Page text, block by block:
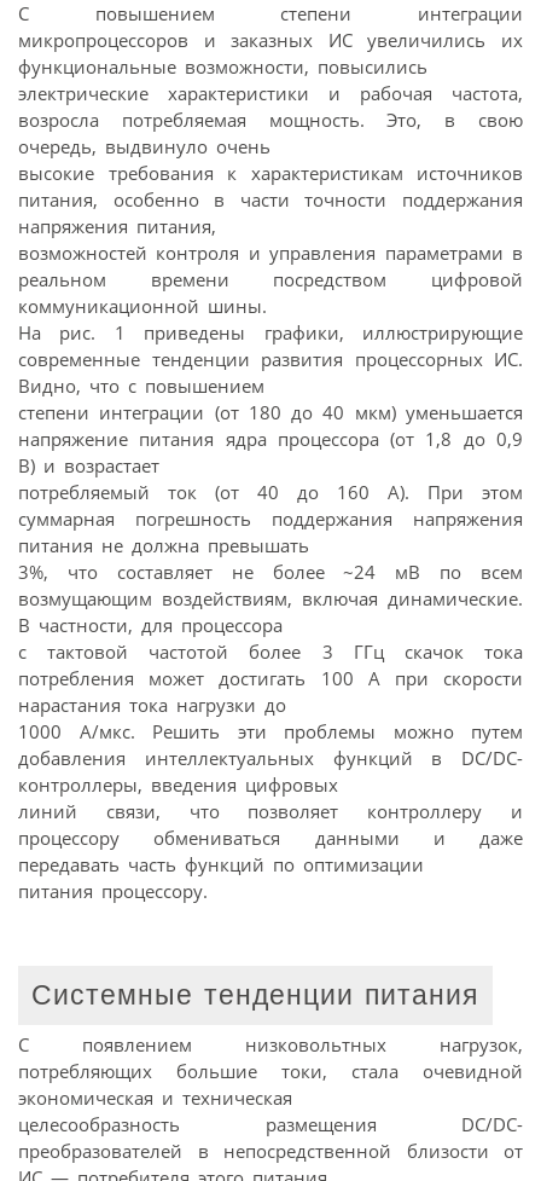
С повышением степени интеграции
микропроцессоров и заказных ИС увеличились их
функциональные возможности, повысились
электрические характеристики и рабочая частота,
возросла потребляемая мощность. Это, в свою
очередь, выдвинуло очень
высокие требования к характеристикам источников
питания, особенно в части точности поддержания
напряжения питания,
возможностей контроля и управления параметрами в
реальном времени посредством цифровой
коммуникационной шины.
На рис. 1 приведены графики, иллюстрирующие
современные тенденции развития процессорных ИС.
Видно, что с повышением
степени интеграции (от 180 до 40 мкм) уменьшается
напряжение питания ядра процессора (от 1,8 до 0,9
В) и возрастает
потребляемый ток (от 40 до 160 А). При этом
суммарная погрешность поддержания напряжения
питания не должна превышать
3%, что составляет не более ~24 мВ по всем
возмущающим воздействиям, включая динамические.
В частности, для процессора
с тактовой частотой более 3 ГГц скачок тока
потребления может достигать 100 А при скорости
нарастания тока нагрузки до
1000 А/мкс. Решить эти проблемы можно путем
добавления интеллектуальных функций в DC/DC-
контроллеры, введения цифровых
линий связи, что позволяет контроллеру и
процессору обмениваться данными и даже
передавать часть функций по оптимизации
питания процессору.
Системные тенденции питания
С появлением низковольтных нагрузок,
потребляющих большие токи, стала очевидной
экономическая и техническая
целесообразность размещения DC/DC-
преобразователей в непосредственной близости от